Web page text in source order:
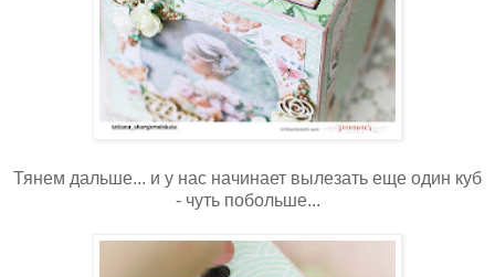
Тянем дальше... и у нас начинает вылезать еще один куб
- чуть побольше...